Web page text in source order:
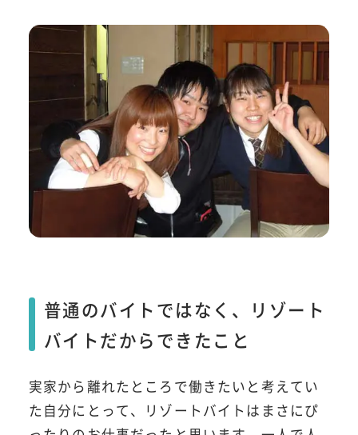
普通のバイトではなく、リゾート
バイトだからできたこと
実家から離れたところで働きたいと考えてい
た自分にとって、リゾートバイトはまさにぴ